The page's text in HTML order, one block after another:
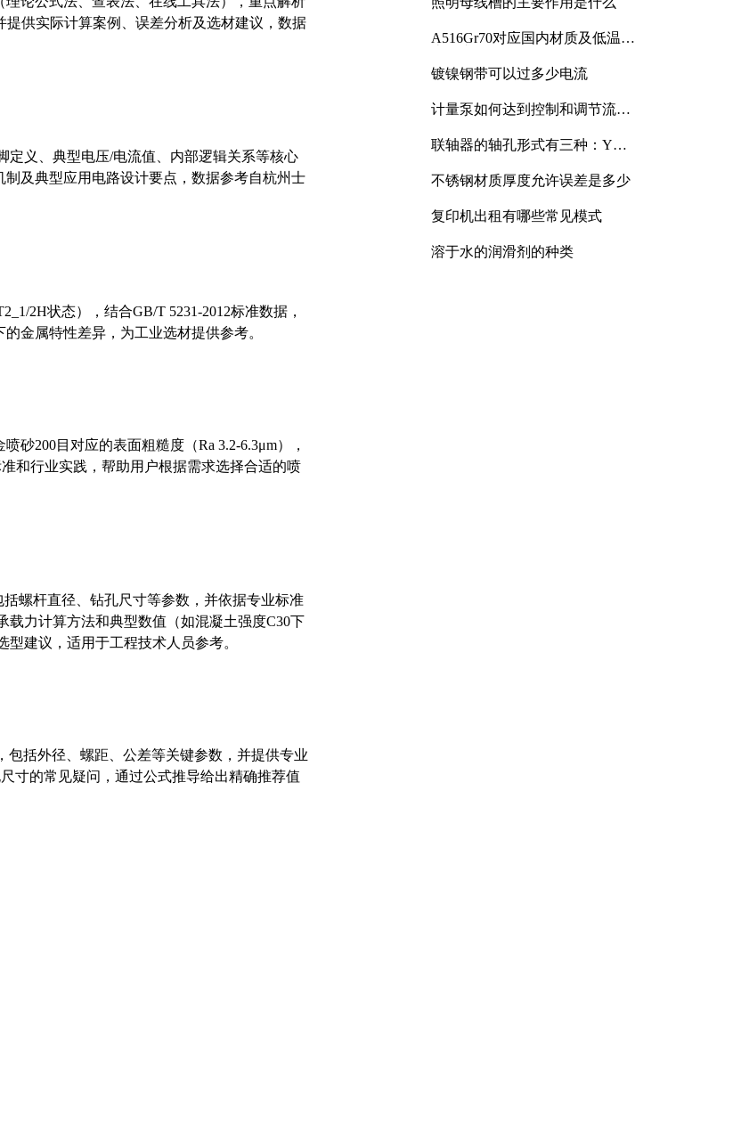
提供实际计算案例、误差分析及选材建议，数据
定义、典型电压/电流值、内部逻辑关系等核心
及典型应用电路设计要点，数据参考自杭州士
2H状态），结合GB/T 5231-2012标准数据，
金属特性差异，为工业选材提供参考。
砂200目对应的表面粗糙度（Ra 3.2-6.3μm），
和行业实践，帮助用户根据需求选择合适的喷
螺杆直径、钻孔尺寸等参数，并依据专业标准
载力计算方法和典型数值（如混凝土强度C30下
建议，适用于工程技术人员参考。
包括外径、螺距、公差等关键参数，并提供专业
寸的常见疑问，通过公式推导给出精确推荐值
A516Gr70对应国内材质及低温冲
镀镍钢带可以过多少电流
计量泵如何达到控制和调节流量
联轴器的轴孔形式有三种：Y
不锈钢材质厚度允许误差是多少
复印机出租有哪些常见模式
溶于水的润滑剂的种类